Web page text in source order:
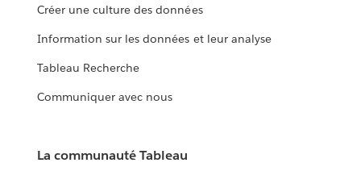
Créer une culture des données
Information sur les données et leur analyse
Tableau Recherche
Communiquer avec nous
La communauté Tableau